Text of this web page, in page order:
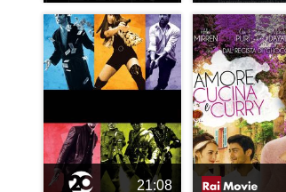
21:08